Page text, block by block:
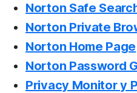
Norton Safe
Norton Private
Norton Home Page
Norton Password
Privacy Monitor y